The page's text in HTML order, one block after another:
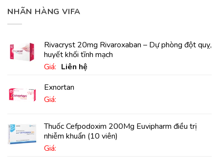
NHÃN HÀNG VIFA
Rivacryst 20mg Rivaroxaban – Dự phòng đột quỵ,
huyết khối tĩnh mạch
Giá: Liên hệ
Exnortan
Giá:
Thuốc Cefpodoxim 200Mg Euvipharm điều trị
nhiễm khuẩn (10 viên)
Giá: